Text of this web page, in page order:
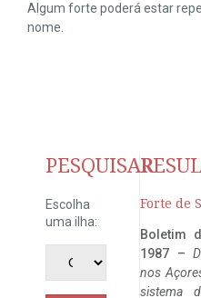
Algum forte poderá estar
nome.
PESQUISAR
Escolha
uma ilha:
Forte de
Boletim
1987 –
nos
sistema